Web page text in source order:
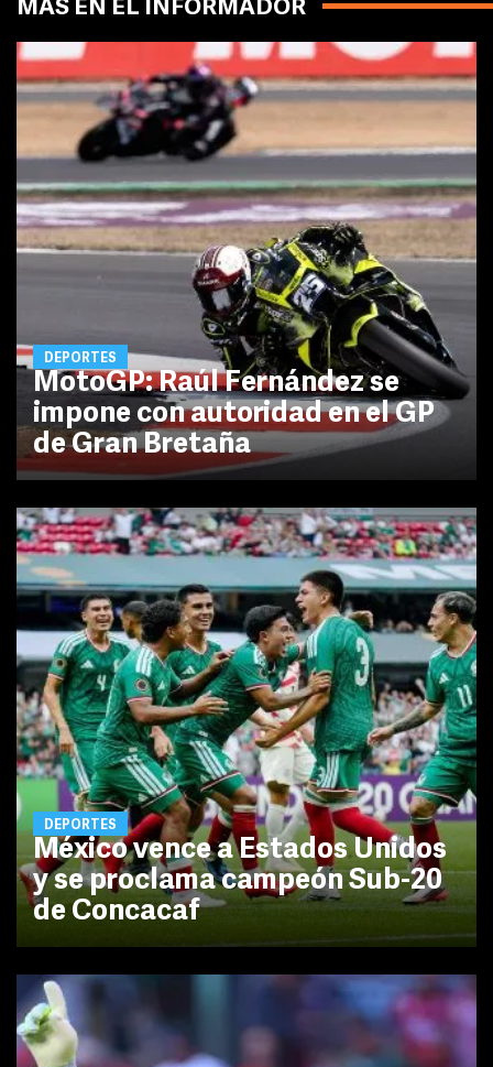
MÁS EN EL INFORMADOR
DEPORTES
MotoGP: Raúl Fernández se
impone con autoridad en el GP
de Gran Bretaña
DEPORTES
México vence a Estados Unidos
y se proclama campeón Sub-20
de Concacaf